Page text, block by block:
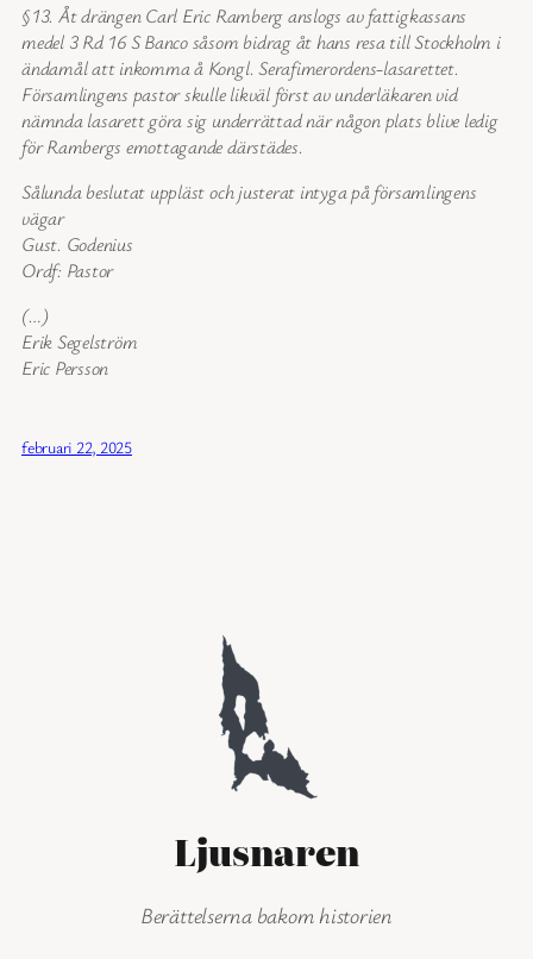
§13. Åt drängen Carl Eric Ramberg anslogs av fattigkassans
medel 3 Rd 16 S Banco såsom bidrag åt hans resa till Stockholm i
ändamål att inkomma å Kongl. Serafimerordens-lasarettet.
Församlingens pastor skulle likväl först av underläkaren vid
nämnda lasarett göra sig underrättad när någon plats blive ledig
för Rambergs emottagande därstädes.
Sålunda beslutat uppläst och justerat intyga på församlingens
vägar
Gust. Godenius
Ordf: Pastor
(…)
Erik Segelström
Eric Persson
februari 22, 2025
Ljusnaren
Berättelserna bakom historien